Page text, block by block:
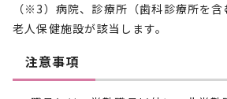
（※3）病院、診療所（歯科診療所を
老人保健施設が該当します。
注意事項